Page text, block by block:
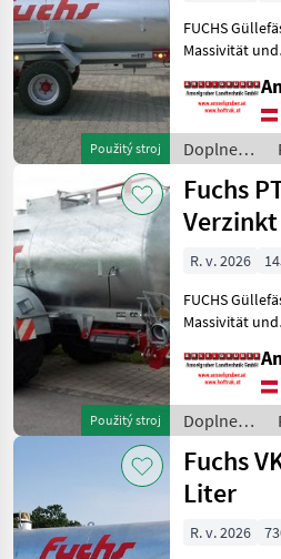
Použitý stroj
FUCHS
Massivität und
(Stärkste
Beste
führenden
Sei
Doplnenie
živin a
polievanie
/ Fuchs
Použitý stroj
Fuchs
Verzinkt
R. v. 2026
FUCHS
Massivität und
(Stärkste
Beste
führenden
Sei
Doplnenie
živin a
polievanie
/ Fuchs
Fuchs VK 7
Liter
R. v. 2026